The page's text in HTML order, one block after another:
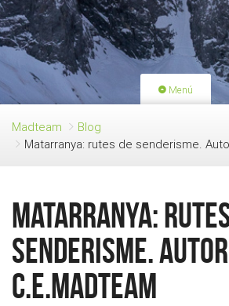
Menú
PORTADA
LICENCIAS RENOVACIÓN
HAZTE SOCIO
Madteam
Blog
Matarranya: rutes de senderisme.
Matarranya:
senderisme.
c.e.madteam